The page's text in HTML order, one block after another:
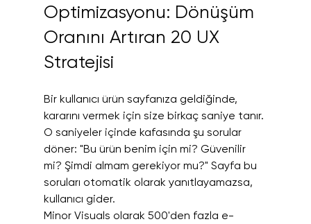
Optimizasyonu: Dönüşüm
Oranını Artıran 20 UX
Stratejisi
Bir kullanıcı ürün sayfanıza geldiğinde,
kararını vermek için size birkaç saniye tanır.
O saniyeler içinde kafasında şu sorular
döner: "Bu ürün benim için mi? Güvenilir
mi? Şimdi almam gerekiyor mu?" Sayfa bu
soruları otomatik olarak yanıtlayamazsa,
kullanıcı gider.
Minor Visuals olarak 500'den fazla e-